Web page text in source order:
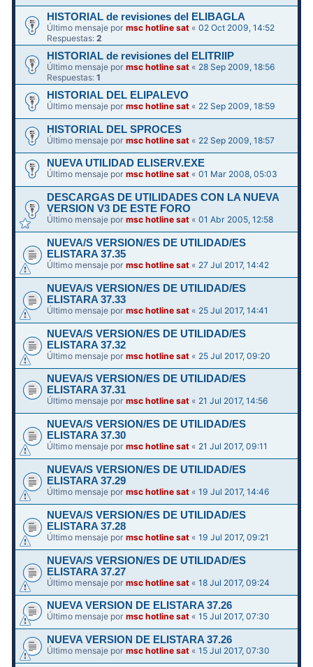
HISTORIAL de revisiones del ELIBAGLA
Último mensaje pormsc hotline sat «02 Oct 2009, 14:52
Respuestas:2
HISTORIAL de revisiones del ELITRIIP
Último mensaje pormsc hotline sat « 28 Sep 2009, 18:56
Respuestas:1
HISTORIAL DEL ELIPALEVO
Último mensaje pormsc hotline sat « 22 Sep 2009, 18:59
HISTORIAL DEL SPROCES
Último mensaje pormsc hotline sat « 22 Sep 2009, 18:57
NUEVA UTILIDAD ELISERV.EXE
Último mensaje pormsc hotline sat «01 Mar 2008, 05:03
DESCARGAS DE UTILIDADES CON LA NUEVA
VERSION V3 DE ESTE FORO
Último mensaje pormsc hotline sat «01 Abr 2005, 12:58
NUEVA/S VERSION/ES DE UTILIDAD/ES
ELISTARA 37.35
Último mensaje pormsc hotline sat « 27 Jul 2017, 14:42
NUEVA/S VERSION/ES DE UTILIDAD/ES
ELISTARA 37.33
Último mensaje pormsc hotline sat « 25 Jul 2017, 14:41
NUEVA/S VERSION/ES DE UTILIDAD/ES
ELISTARA 37.32
Último mensaje pormsc hotline sat « 25 Jul 2017, 09:20
NUEVA/S VERSION/ES DE UTILIDAD/ES
ELISTARA 37.31
Último mensaje pormsc hotline sat « 21 Jul 2017, 14:56
NUEVA/S VERSION/ES DE UTILIDAD/ES
ELISTARA 37.30
Último mensaje pormsc hotline sat « 21 Jul 2017, 09:11
NUEVA/S VERSION/ES DE UTILIDAD/ES
ELISTARA 37.29
Último mensaje pormsc hotline sat «19 Jul 2017, 14:46
NUEVA/S VERSION/ES DE UTILIDAD/ES
ELISTARA 37.28
Último mensaje pormsc hotline sat «19 Jul 2017, 09:21
NUEVA/S VERSION/ES DE UTILIDAD/ES
ELISTARA 37.27
Último mensaje pormsc hotline sat «18 Jul 2017, 09:24
NUEVA VERSION DE ELISTARA 37.26
Último mensaje pormsc hotline sat «15 Jul 2017, 07:30
NUEVA VERSION DE ELISTARA 37.26
Último mensaje pormsc hotline sat «15 Jul 2017, 07:30